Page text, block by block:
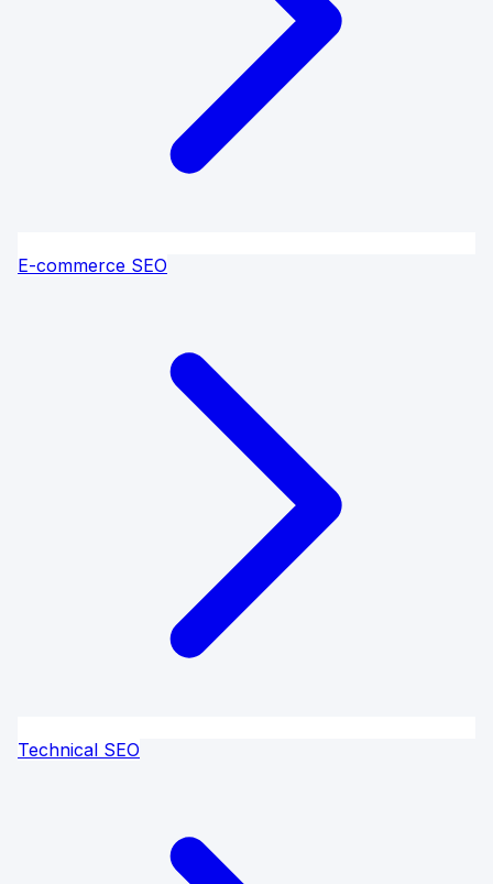
E-commerce SEO
Technical SEO